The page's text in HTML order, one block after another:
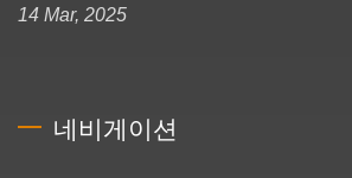
14 Mar, 2025
네비게이션